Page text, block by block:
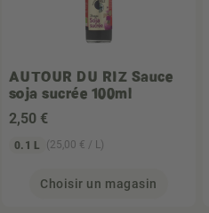
AUTOUR DU RIZ Sauce
soja sucrée 100ml
2,50 €
0.1 L (25,00 € / L)
Choisir un magasin